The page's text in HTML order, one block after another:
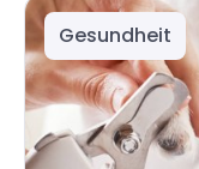
Gesundheit